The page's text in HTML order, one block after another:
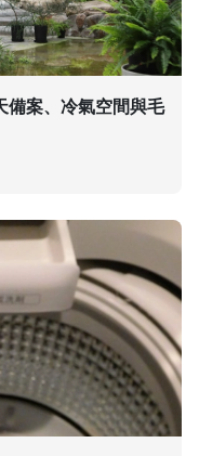
備案、冷氣空間與毛